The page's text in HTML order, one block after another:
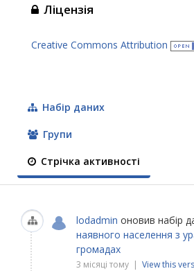
Ліцензія
Creative Commons Attribution
Набір даних
Групи
Стрічка активності
lodadmin оновив набір
наявного населення з
громадах
3 місяці тому | View this